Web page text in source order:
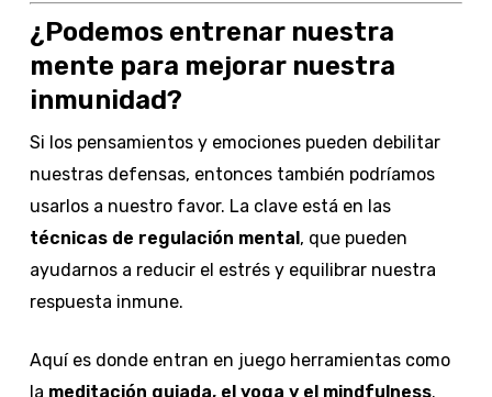
¿Podemos entrenar nuestra
mente para mejorar nuestra
inmunidad?
Si los pensamientos y emociones pueden debilitar
nuestras defensas, entonces también podríamos
usarlos a nuestro favor. La clave está en las
técnicas de regulación mental, que pueden
ayudarnos a reducir el estrés y equilibrar nuestra
respuesta inmune.
Aquí es donde entran en juego herramientas como
la meditación guiada, el yoga y el mindfulness.